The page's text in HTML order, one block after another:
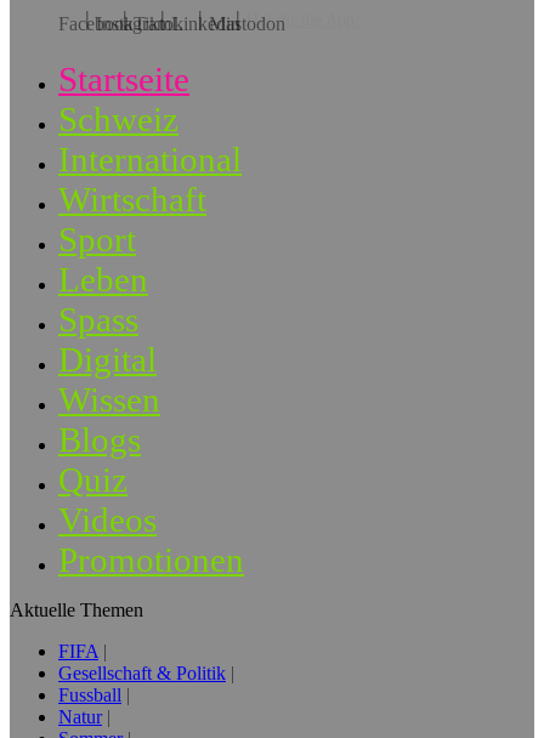
Hol dir die App!
Startseite
Schweiz
International
Wirtschaft
Sport
Leben
Spass
Digital
Wissen
Blogs
Quiz
Videos
Promotionen
Aktuelle Themen
FIFA
Gesellschaft & Politik
Fussball
Natur